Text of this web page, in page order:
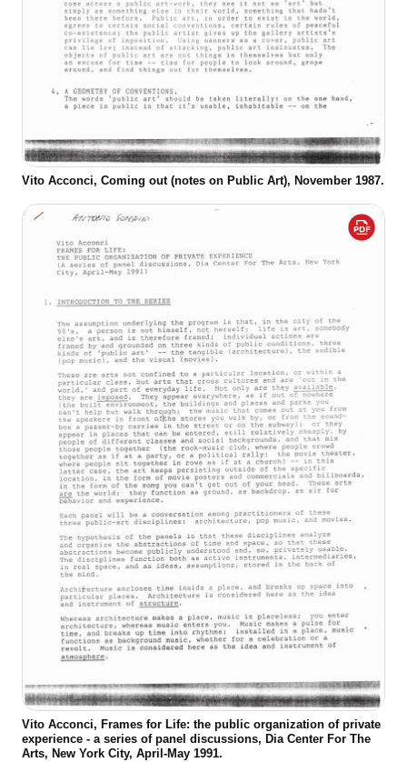
Vito Acconci, Coming out (notes on Public Art), November 1987.
Vito Acconci, Frames for Life: the public organization of private
experience - a series of panel discussions, Dia Center For The
Arts, New York City, April-May 1991.